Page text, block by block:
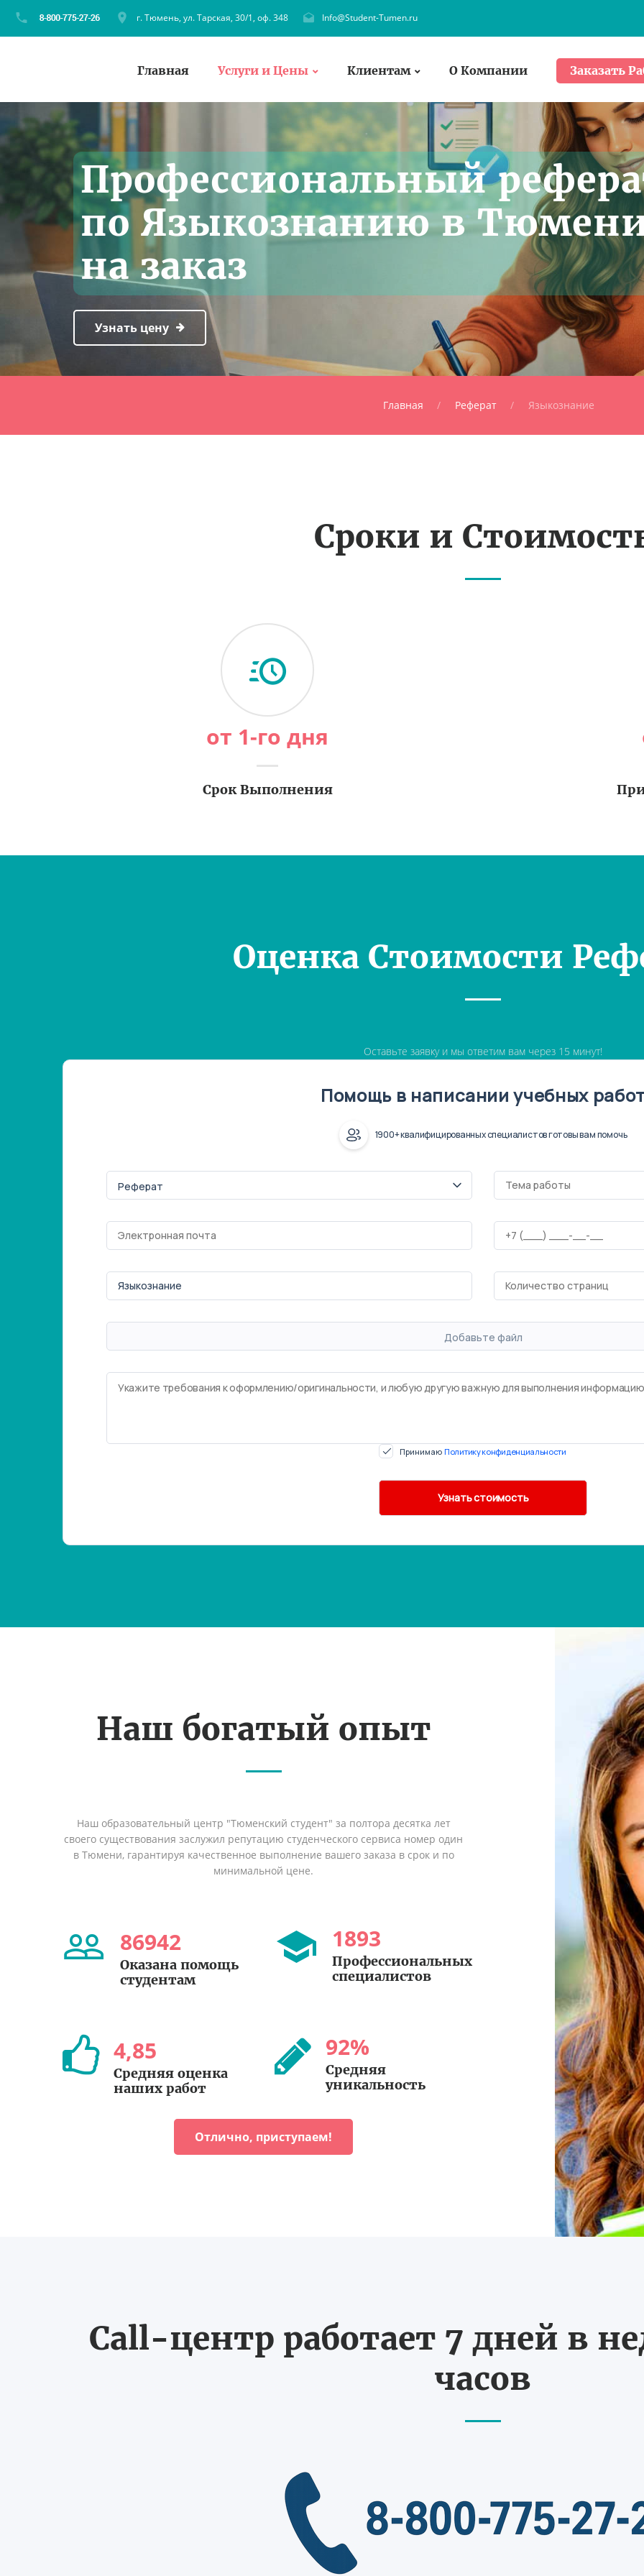
г. Тюмень, ул. Тарская, 30/1, оф. 348 Info@Student-Tumen.ru
Главная Услуги и Цены Клиентам О Компании Заказать
Профессиональный
по Языкознанию в
на заказ
Узнать цену
Главная Реферат Языкознание
Сроки и
от 1-го дня
Срок Выполнения
Оценка Стоимости
Оставьте заявку и мы ответим вам через 15 минут!
Помощь в написании учебных
1900+ квалифицированных специалистов готовы вам помочь
Добавьте файл
Принимаю Политику конфиденциальности
Наш богатый опыт
Наш образовательный центр "Тюменский студент" за полтора десятка лет
своего существования заслужил репутацию студенческого сервиса номер один
в Тюмени, гарантируя качественное выполнение вашего заказа в срок и по
минимальной цене.
86942
Оказана помощь
студентам
1893
Профессиональных
специалистов
4,85
Средняя оценка
наших работ
92%
Средняя
уникальность
Отлично, приступаем!
Call-центр работает 7 дней в
часов